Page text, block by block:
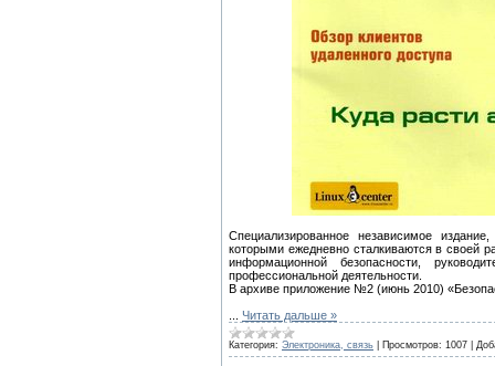
Специализированное независимое
которыми ежедневно сталкиваются в своей
информационной безопасности,
профессиональной деятельности.
В архиве приложение №2 (июнь 2010)
Читать дальше »
Категория: Электроника, связь Просмотров: 1007